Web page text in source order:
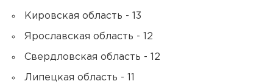
Кировская область - 13
Ярославская область - 12
Свердловская область - 12
Липецкая область - 11